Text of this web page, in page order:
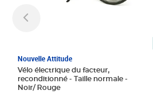
Nouvelle Attitude
Vélo électrique du facteur,
reconditionné - Taille normale -
Noir/ Rouge